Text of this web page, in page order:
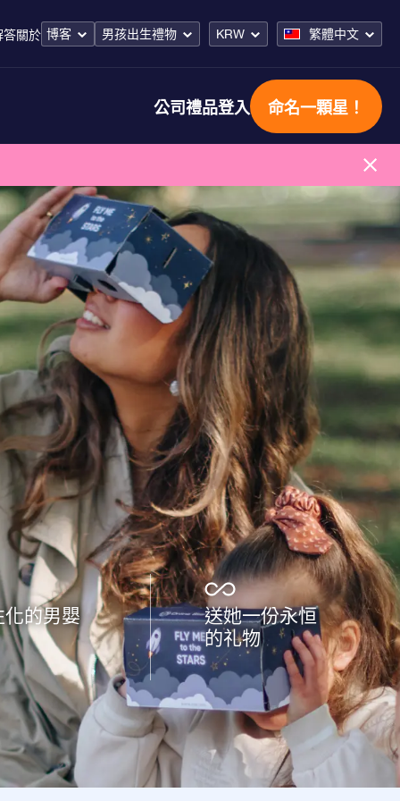
答關於 博客 男孩出生禮物 KRW 繁體中文
公司禮品登入 命名一顆星！
的男嬰
送她一份永恒
的礼物